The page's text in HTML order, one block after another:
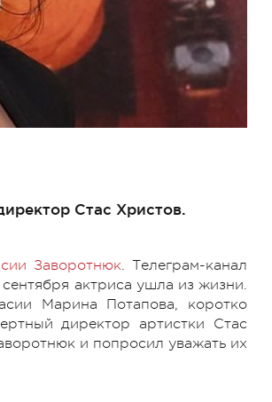
Стас Христов.
Заворотнюк. Телеграм-канал
актриса ушла из жизни.
Марина Потапова, коротко
директор артистки Стас
и попросил уважать их